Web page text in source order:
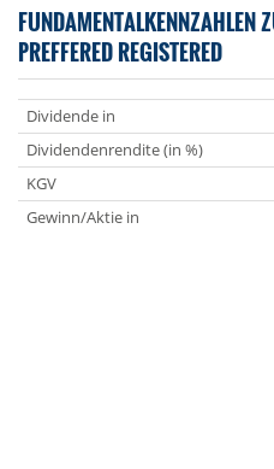
FUNDAMENTALKENNZAHLEN
PREFFERED REGISTERED
Dividende in
Dividendenrendite (in %)
KGV
Gewinn/Aktie in